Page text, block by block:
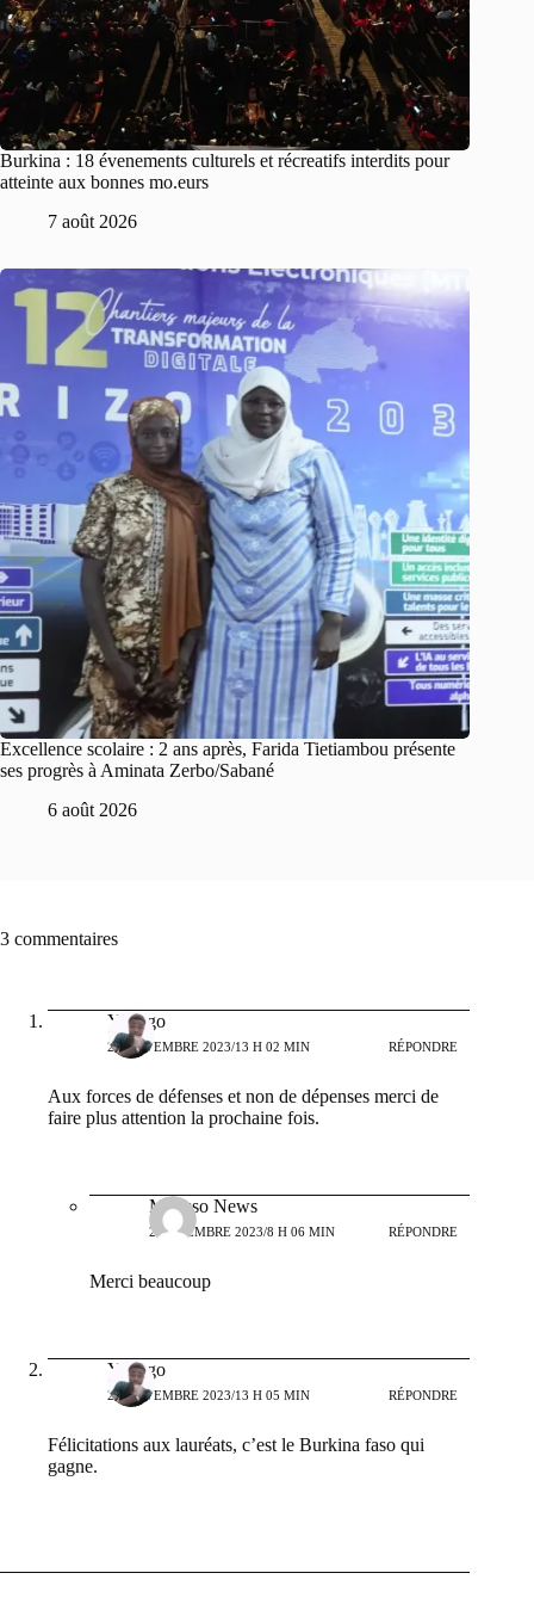
Burkina : 18 évenements culturels et récreatifs interdits pour
atteinte aux bonnes mo.eurs
7 août 2026
Excellence scolaire : 2 ans après, Farida Tietiambou présente
ses progrès à Aminata Zerbo/Sabané
6 août 2026
3 commentaires
Yanogo
27 NOVEMBRE 2023/13 H 02 MIN RÉPONDRE
Aux forces de défenses et non de dépenses merci de
faire plus attention la prochaine fois.
Mousso News
2 DÉCEMBRE 2023/8 H 06 MIN RÉPONDRE
Merci beaucoup
Yanogo
27 NOVEMBRE 2023/13 H 05 MIN RÉPONDRE
Félicitations aux lauréats, c’est le Burkina faso qui
gagne.